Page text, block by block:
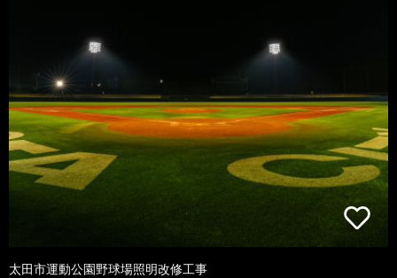
太田市運動公園野球場照明改修工事